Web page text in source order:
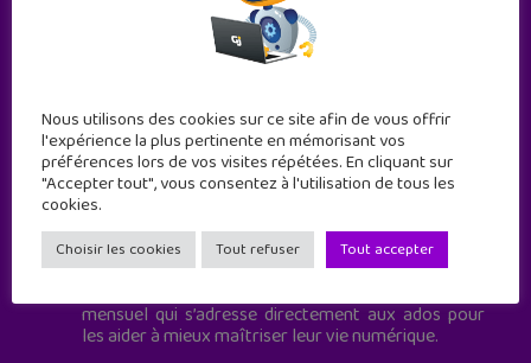
Geek Junior est le premier site de culture numérique
à destination des adolescents.
mensuel qui s’adresse directement aux ados pour
les aider à mieux maîtriser leur vie numérique.
Nous utilisons des cookies sur ce site afin de vous offrir
l'expérience la plus pertinente en mémorisant vos
préférences lors de vos visites répétées. En cliquant sur
"Accepter tout", vous consentez à l'utilisation de tous les
cookies.
Choisir les cookies Tout refuser Tout accepter